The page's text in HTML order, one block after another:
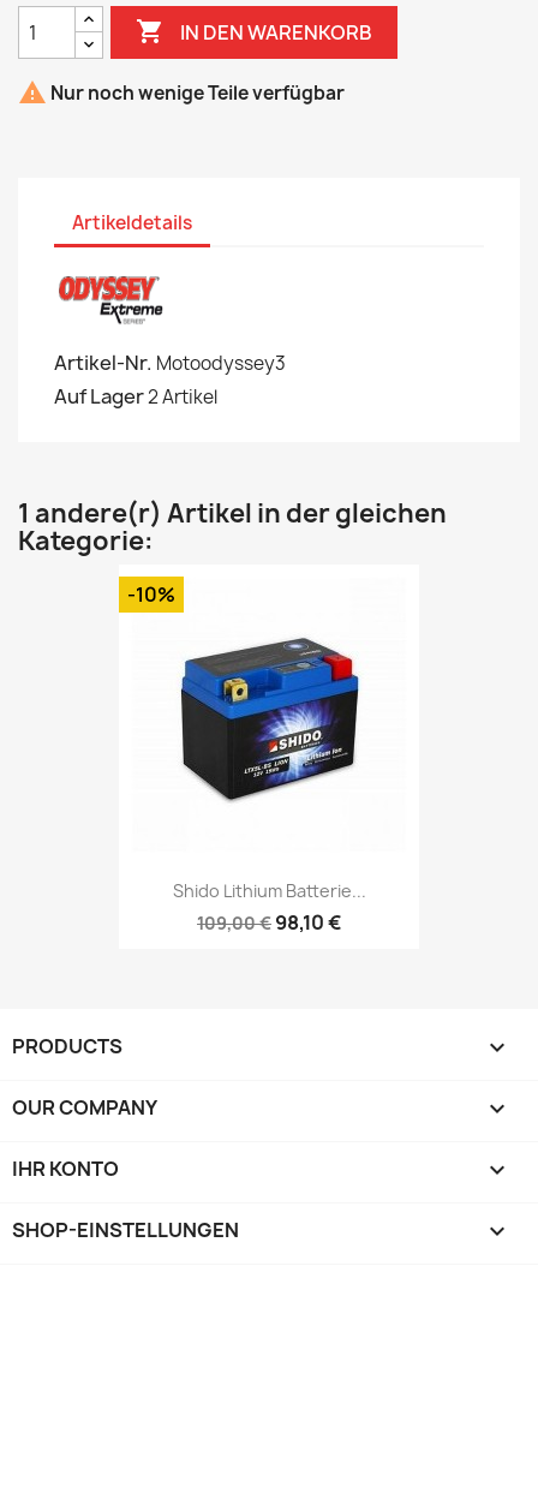
 IN DEN WARENKORB
 Nur noch wenige Teile verfügbar
Artikeldetails
Artikel-Nr. Motoodyssey3
Auf Lager2 Artikel
1 andere(r) Artikel in der gleichen
Kategorie:
Shido Lithium Batterie...
109,00 € 98,10 €
-10%
PRODUCTS 
OUR COMPANY 
IHR KONTO 
SHOP-EINSTELLUNGEN keyboard_arrow_down